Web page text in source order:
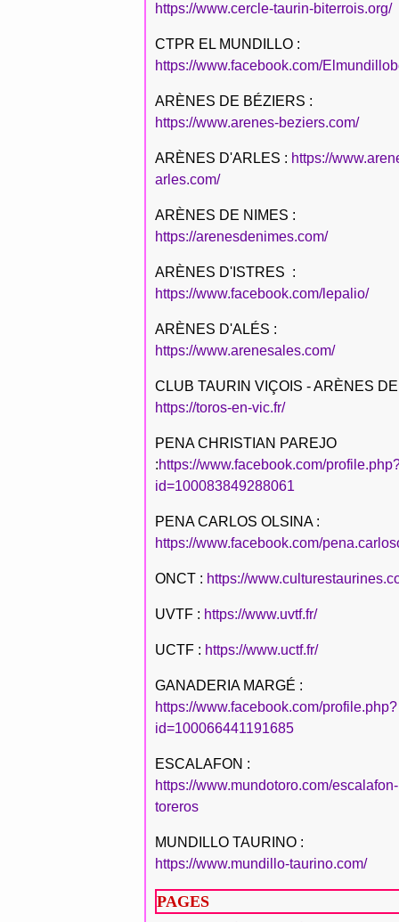
https://www.cercle-taurin-biterrois.org/
CTPR EL MUNDILLO :
https://www.facebook.com/
ARÈNES DE BÉZIERS :
https://www.arenes-beziers.com/
ARÈNES D'ARLES : https://
arles.com/
ARÈNES DE NIMES :
https://arenesdenimes.com/
ARÈNES D'ISTRES :
https://www.facebook.com/lepalio/
ARÈNES D'ALÉS :
https://www.arenesales.com/
CLUB TAURIN VIÇOIS - ARÈNES
https://toros-en-vic.fr/
PENA CHRISTIAN PAREJO
:https://www.facebook.com/
id=100083849288061
PENA CARLOS OLSINA :
https://www.facebook.com/
ONCT : https://
UVTF : https://www.uvtf.fr/
UCTF : https://www.uctf.fr/
GANADERIA MARGÉ :
https://www.facebook.com/profile.php?
id=100066441191685
ESCALAFON :
https://www.mundotoro.com/escalafon-
toreros
MUNDILLO TAURINO :
https://www.mundillo-taurino.com/
PAGES